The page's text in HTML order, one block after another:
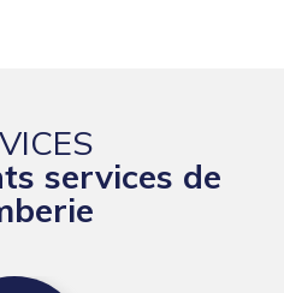
services de